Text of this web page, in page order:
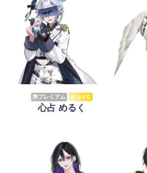
準プレミアム ギルドC
心占 めるく